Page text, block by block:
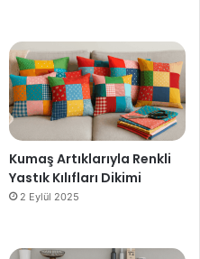
Kumaş Artıklarıyla Renkli
Yastık Kılıfları Dikimi
2 Eylül 2025